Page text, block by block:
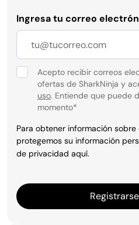
Ingresa tu correo
Acepto recibir correos
ofertas de SharkNinja y
uso. Entiende que puede
momento*
Para obtener información
protegemos su información
de privacidad aquí.
Registrarse